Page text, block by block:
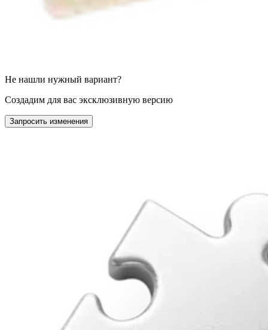
Не нашли нужный вариант?
Создадим для вас эксклюзивную версию
Запросить изменения